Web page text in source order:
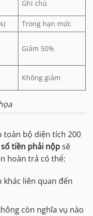
Ghi chú
Trong hạn mức
Giảm 50%
Không giảm
toàn bộ diện tích 200
tiền phải nộpsẽ
hoàn trả có thể:
khác liên quan đến
còn nghĩa vụ nào